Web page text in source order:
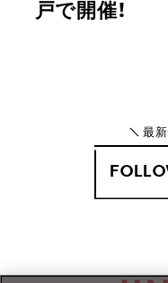
戸で開催！
最